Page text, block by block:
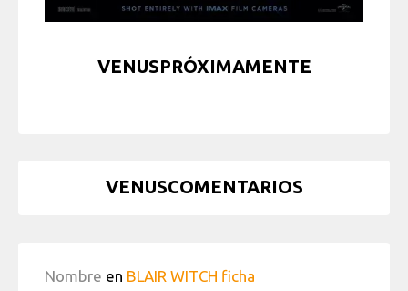
VENUSPRÓXIMAMENTE
VENUSCOMENTARIOS
Nombre en BLAIR WITCH ficha